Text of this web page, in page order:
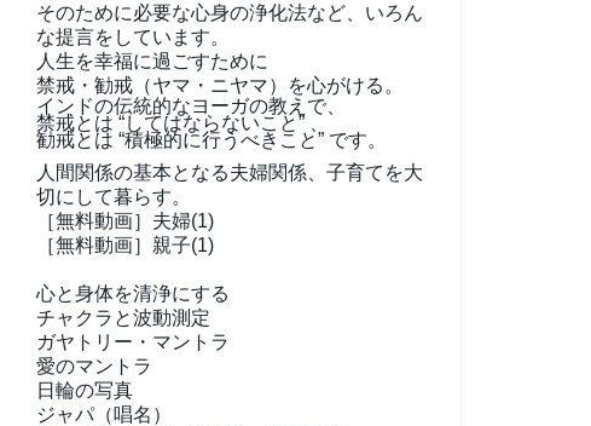
そのために必要な心身の浄化法など、いろん
な提言をしています。
人生を幸福に過ごすために
禁戒・勧戒（ヤマ・ニヤマ）を心がける。
インドの伝統的なヨーガの教えで、
禁戒とは “してはならないこと” 、
勧戒とは “積極的に行うべきこと” です。
人間関係の基本となる夫婦関係、子育てを大
切にして暮らす。
［無料動画］夫婦(1)
［無料動画］親子(1)
心と身体を清浄にする
チャクラと波動測定
ガヤトリー・マントラ
愛のマントラ
日輪の写真
ジャパ（唱名）